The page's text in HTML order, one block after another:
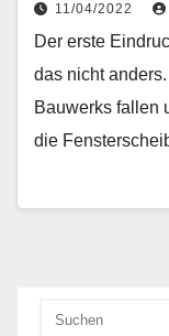
11/04/2022
Der erste
das nicht
Bauwerks fallen
die